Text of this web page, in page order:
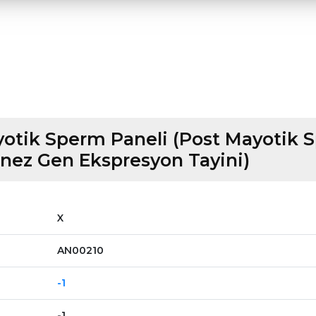
Sperm Paneli (Post Mayotik
Gen Ekspresyon Tayini)
X
AN00210
-1